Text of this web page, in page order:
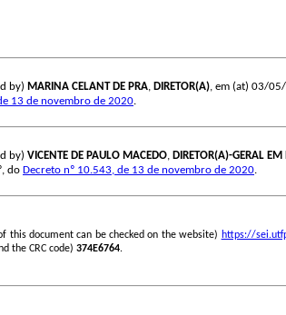
by) MARINA CELANT DE PRA, DIRETOR(A), em (at) 03/
13 de novembro de 2020.
by) VICENTE DE PAULO MACEDO, DIRETOR(A)-GERAL EM
do Decreto nº 10.543, de 13 de novembro de 2020.
this document can be checked on the website) https://
the CRC code) 374E6764.